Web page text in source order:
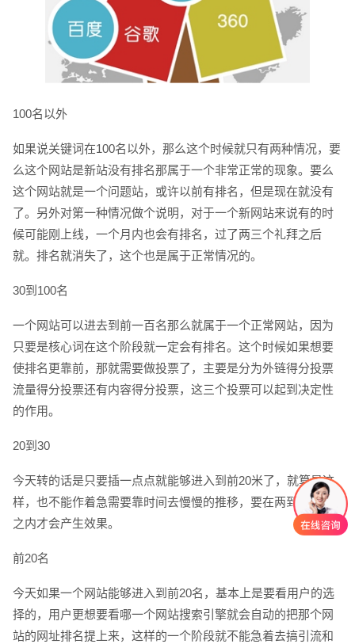
100名以外
如果说关键词在100名以外，那么这个时候就只有两种情况，要
么这个网站是新站没有排名那属于一个非常正常的现象。要么
这个网站就是一个问题站，或许以前有排名，但是现在就没有
了。另外对第一种情况做个说明，对于一个新网站来说有的时
候可能刚上线，一个月内也会有排名，过了两三个礼拜之后
就。排名就消失了，这个也是属于正常情况的。
30到100名
一个网站可以进去到前一百名那么就属于一个正常网站，因为
只要是核心词在这个阶段就一定会有排名。这个时候如果想要
使排名更靠前，那就需要做投票了，主要是分为外链得分投票
流量得分投票还有内容得分投票，这三个投票可以起到决定性
的作用。
20到30
今天转的话是只要插一点点就能够进入到前20米了，就算是这
样，也不能作着急需要靠时间去慢慢的推移，要在两到三个月
之内才会产生效果。
前20名
今天如果一个网站能够进入到前20名，基本上是要看用户的选
择的，用户更想要看哪一个网站搜索引擎就会自动的把那个网
站的网址排名提上来，这样的一个阶段就不能急着去搞引流和
电话 微信号